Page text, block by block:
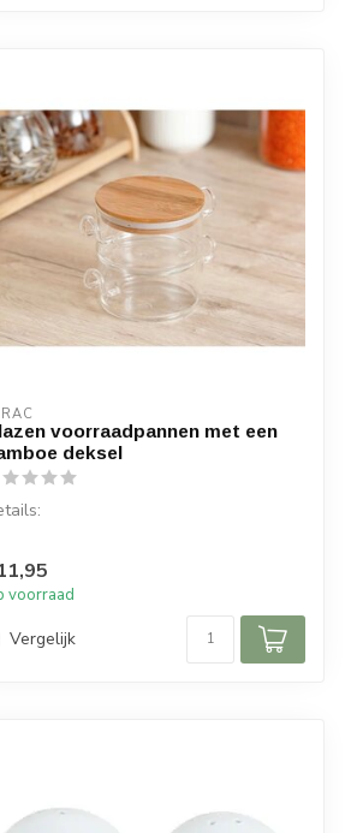
voorraadpannen met een
deksel
per doos: 2 pannen
voorraad
Vergelijk